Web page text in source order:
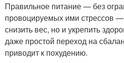
Правильное питание — без
провоцируемых ими стрессов
снизить вес, но и укрепить
даже простой переход на
приводит к похудению.